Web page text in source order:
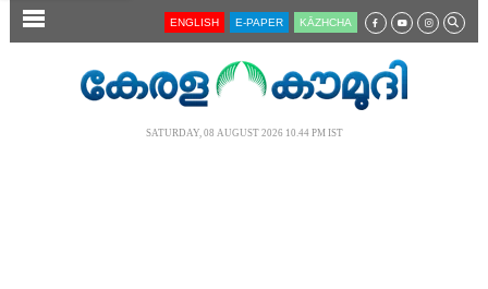
SECTIONS ENGLISH E-PAPER KĀZHCHA
SATURDAY, 08 AUGUST 2026 10.44 PM IST